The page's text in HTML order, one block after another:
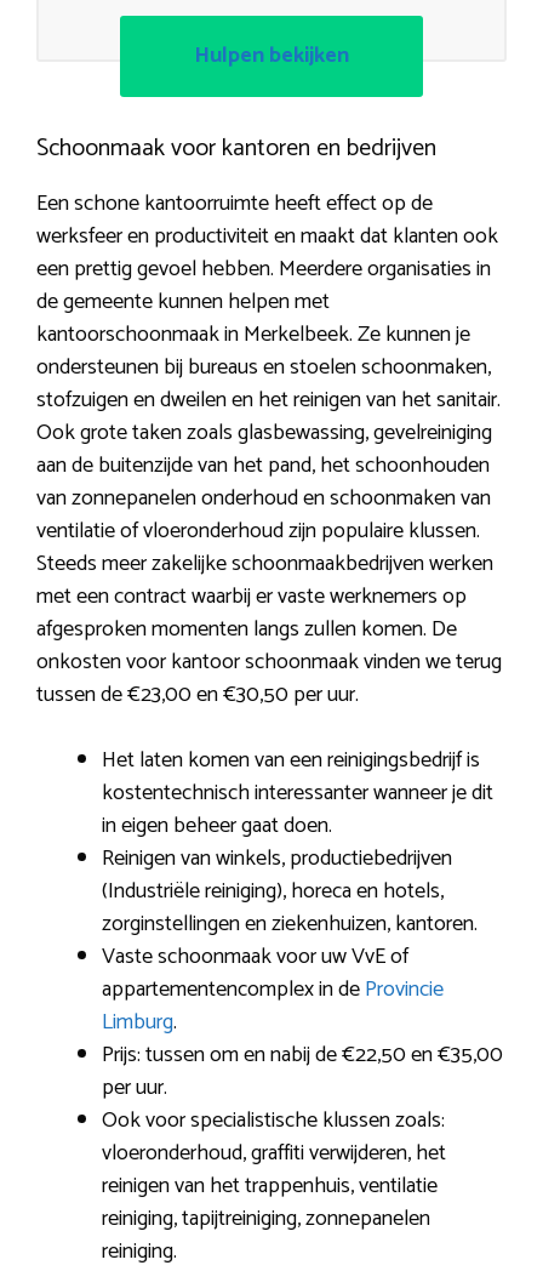
Hulpen bekijken
Schoonmaak voor kantoren en bedrijven
Een schone kantoorruimte heeft effect op de
werksfeer en productiviteit en maakt dat klanten ook
een prettig gevoel hebben. Meerdere organisaties in
de gemeente kunnen helpen met
kantoorschoonmaak in Merkelbeek. Ze kunnen je
ondersteunen bij bureaus en stoelen schoonmaken,
stofzuigen en dweilen en het reinigen van het sanitair.
Ook grote taken zoals glasbewassing, gevelreiniging
aan de buitenzijde van het pand, het schoonhouden
van zonnepanelen onderhoud en schoonmaken van
ventilatie of vloeronderhoud zijn populaire klussen.
Steeds meer zakelijke schoonmaakbedrijven werken
met een contract waarbij er vaste werknemers op
afgesproken momenten langs zullen komen. De
onkosten voor kantoor schoonmaak vinden we terug
tussen de €23,00 en €30,50 per uur.
Het laten komen van een reinigingsbedrijf is
kostentechnisch interessanter wanneer je dit
in eigen beheer gaat doen.
Reinigen van winkels, productiebedrijven
(Industriële reiniging), horeca en hotels,
zorginstellingen en ziekenhuizen, kantoren.
Vaste schoonmaak voor uw VvE of
appartementencomplex in deProvincie
Limburg.
Prijs: tussen om en nabij de €22,50 en €35,00
per uur.
Ook voor specialistische klussen zoals:
vloeronderhoud, graffiti verwijderen, het
reinigen van het trappenhuis, ventilatie
reiniging, tapijtreiniging, zonnepanelen
reiniging.